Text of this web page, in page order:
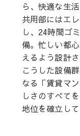
ら、快適な生
共用部にはエ
し、24時間ゴ
備。忙しい都
えるよう設計
こうした設備
なる「賃貸マ
しさのすべて
地位を確立して